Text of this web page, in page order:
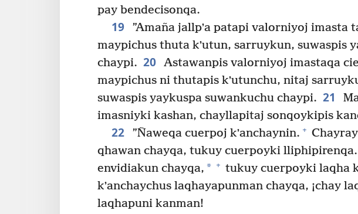
pay bendecisonqa.
19 ”Amaña jallpʼa patapi valorniyoj imasta
maypichus thuta kʼutun, sarruykun, suwaspis
chaypi. 20 Astawanpis valorniyoj imastaqa
maypichus ni thutapis kʼutunchu, nitaj
suwaspis yaykuspa suwankuchu chaypi. 21
imasniyki kashan, chayllapitaj sonqoykipis
22 ”Ñaweqa cuerpoj kʼanchaynin. +
qhawan chayqa, tukuy cuerpoyki lliphipirenqa.
envidiakun chayqa, * + tukuy cuerpoyki laqha
kʼanchaychus laqhayapunman chayqa, ¡chay
laqhapuni kanman!